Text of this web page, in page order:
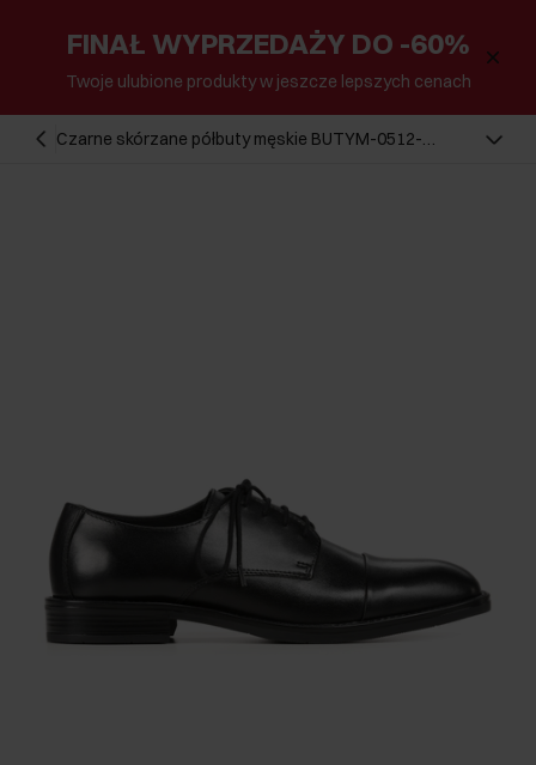
FINAŁ WYPRZEDAŻY DO -60%
Twoje ulubione produkty w jeszcze lepszych cenach
Czarne skórzane półbuty męskie BUTYM-0512-